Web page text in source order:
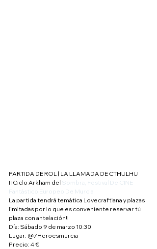
PARTIDA DE ROL | LA LLAMADA DE CTHULHU
II Ciclo Arkham del Sombra, Festival De CINE
Fantástico Europeo De Murcia
La partida tendrá temática Lovecraftiana y plazas
limitadas por lo que es conveniente reservar tú
plaza con antelación!!
Día: Sábado 9 de marzo 10:30
Lugar: @7Heroesmurcia
Precio: 4 €